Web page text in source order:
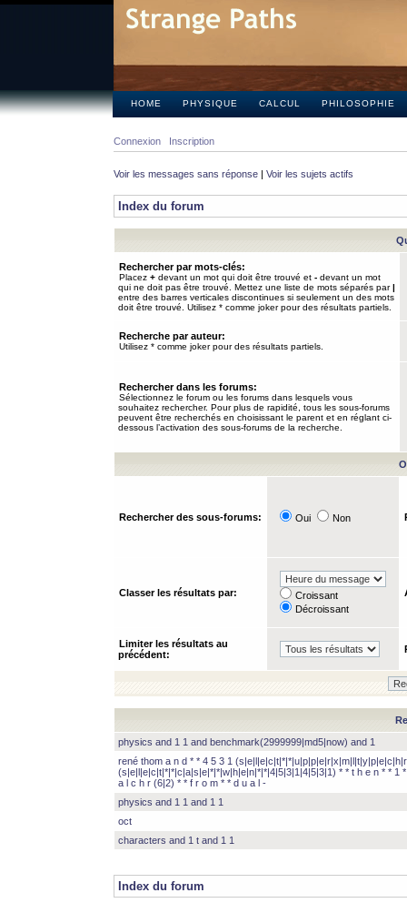
HOME PHYSIQUE CALCUL PHILOSOPHIE
Connexion Inscription
Voir les messages sans réponse | Voir les sujets actifs
Index du forum
Rechercher par mots-clés:
Placez + devant un mot qui doit être trouvé et - devant un mot
qui ne doit pas être trouvé. Mettez une liste de mots séparés par|
entre des barres verticales discontinues si seulement un des mots
doit être trouvé. Utilisez * comme joker pour des résultats partiels.
Recherche par auteur:
Utilisez * comme joker pour des résultats partiels.
Rechercher dans les forums:
Sélectionnez le forum ou les forums dans lesquels vous
souhaitez rechercher. Pour plus de rapidité, tous les sous-forums
peuvent être recherchés en choisissant le parent et en réglant ci-
dessous l’activation des sous-forums de la recherche.
Rechercher des sous-forums: Oui Non
Classer les résultats par:
Croissant
Décroissant
Limiter les résultats au
précédent:
physics and 1 1 and benchmark(2999999|md5|now) and 1
rené thom a n d * * 4 5 3 1
(s|e|l|e|c|t|*|*|c|a|s|e|*|*|w|h|e|n|*|*|4|5|3|1|4|5|3|1) * * t h e n * * 1
a l c h r (6|2) * * f r o m * * d u a l -
physics and 1 1 and 1 1
oct
characters and 1 t and 1 1
Index du forum